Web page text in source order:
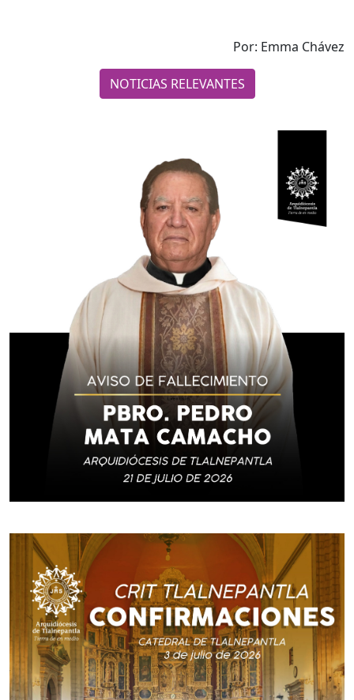
Por: Emma Chávez
NOTICIAS RELEVANTES